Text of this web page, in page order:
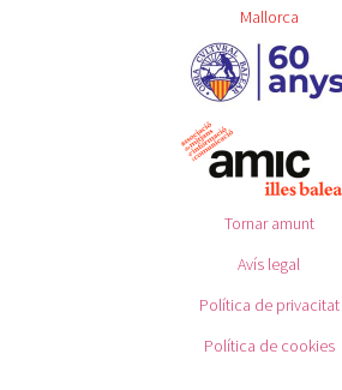
Mallorca
Tornar amunt
Avís legal
Política de privacitat
Política de cookies